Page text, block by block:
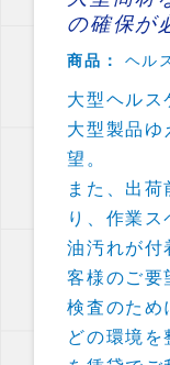
の確保が
商品： ヘル
大型ヘルス
大型製品ゆ
望。
また、出
り、作業ス
油汚れが付
客様のご要
検査のため
どの環境を